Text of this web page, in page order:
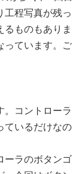
工程写真が残っ
るものもありま
っています。ご
。コントローラ
ているだけなの
ーラのボタンゴ